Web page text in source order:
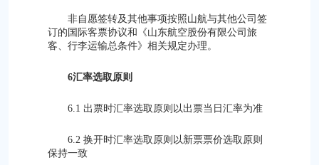
非自愿签转及其他事项按照山航与其他公司签
订的国际客票协议和《山东航空股份有限公司旅
客、行李运输总条件》相关规定办理。
6汇率选取原则
6.1 出票时汇率选取原则以出票当日汇率为准
6.2 换开时汇率选取原则以新票票价选取原则
保持一致